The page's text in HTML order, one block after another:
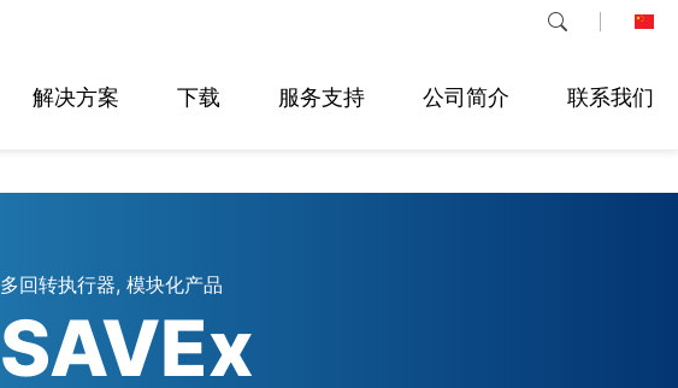
解决方案 下载 服务支持 公司简介 联系我们
多回转执行器, 模块化产品
SAVEx